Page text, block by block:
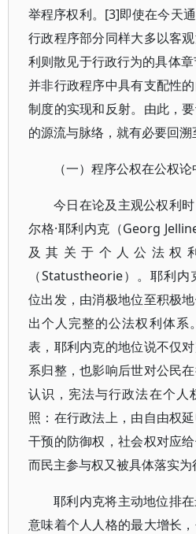
举程序权利。[3]即使在今天
行政程序部分同样大多以客
利则散见于行政行为的具体
并非行政程序中具有支配性
制度的实现和反射。由此，
的源流与脉络，就有必要回溯
（一）程序公权在公权
今日在论及主观公权利
尔格·耶利内克（Georg
及其关于个人公法权
（Statustheorie）。耶利
位出发，由消极地位至积极
出个人完整的公法权利体系
表，耶利内克的地位说不仅
系归整，也影响后世对公民
认识，宪法与行政法在个人
照：在行政法上，由自由权
干预的防御权，社会权对应
而民主参与权又被具体落实
耶利内克将主动地位排
意味着个人人格的最大增长